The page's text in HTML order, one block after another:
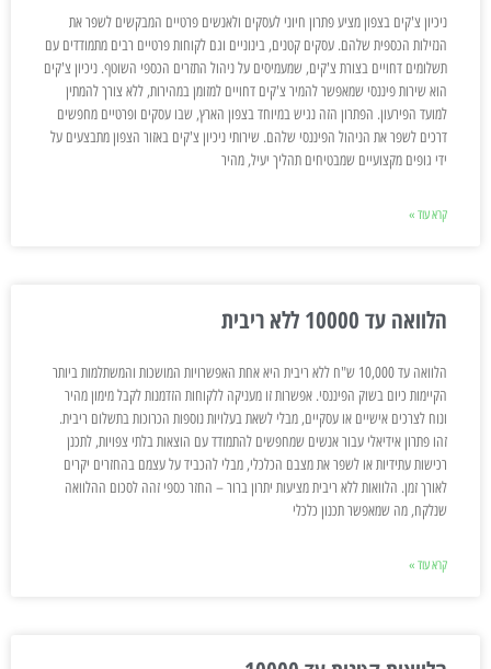
ניכיון צ'קים בצפון מציע פתרון חיוני לעסקים ולאנשים פרטיים המבקשים לשפר את
הנזילות הכספית שלהם. עסקים קטנים, בינוניים וגם לקוחות פרטיים רבים מתמודדים עם
תשלומים דחויים בצורת צ'קים, שמעמיסים על ניהול התזרים הכספי השוטף. ניכיון צ'קים
הוא שירות פיננסי שמאפשר להמיר צ'קים דחויים למזומן במהירות, ללא צורך להמתין
למועד הפירעון. הפתרון הזה נגיש במיוחד בצפון הארץ, שבו עסקים ופרטיים מחפשים
דרכים לשפר את הניהול הפיננסי שלהם. שירותי ניכיון צ'קים באזור הצפון מתבצעים על
ידי גופים מקצועיים שמבטיחים תהליך יעיל, מהיר
קרא עוד »
הלוואה עד 10000 ללא ריבית
הלוואה עד 10,000 ש"ח ללא ריבית היא אחת האפשרויות המושכות והמשתלמות ביותר
הקיימות כיום בשוק הפיננסי. אפשרות זו מעניקה ללקוחות הזדמנות לקבל מימון מהיר
ונוח לצרכים אישיים או עסקיים, מבלי לשאת בעלויות נוספות הכרוכות בתשלום ריבית.
זהו פתרון אידיאלי עבור אנשים שמחפשים להתמודד עם הוצאות בלתי צפויות, לתכנן
רכישות עתידיות או לשפר את מצבם הכלכלי, מבלי להכביד על עצמם בהחזרים יקרים
לאורך זמן. הלוואות ללא ריבית מציעות יתרון ברור – החזר כספי זהה לסכום ההלוואה
שנלקח, מה שמאפשר תכנון כלכלי
קרא עוד »